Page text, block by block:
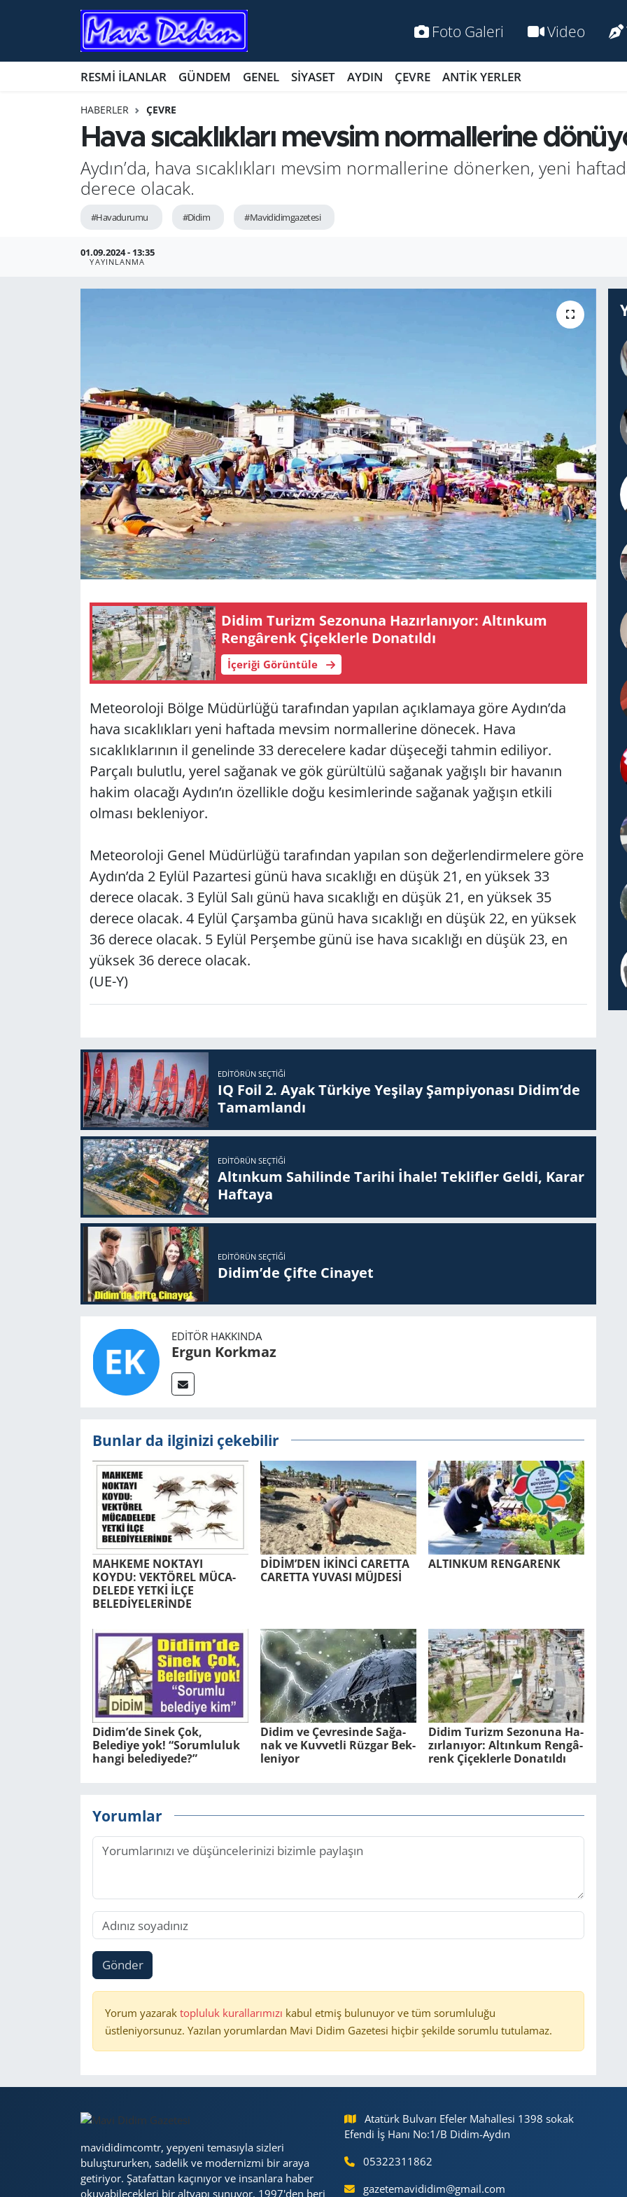
Foto Galeri Video
RESMİ İLANLAR GÜNDEM GENEL SİYASET AYDIN ÇEVRE ANTİK YERLER
HABERLER ÇEVRE
Hava sıcaklıkları mevsim normallerine
Aydın’da, hava sıcaklıkları mevsim normallerine dönerken, yeni
derece olacak.
#Havadurumu #Didim #Mavididimgazetesi
01.09.2024 - 13:35
YAYINLANMA
Didim Tu­rizm Se­zo­nu­na Ha­zır­la­nı­yor: Al­tın­kum
Ren­gâ­renk Çi­çek­ler­le Do­na­tıl­dı
İçeriği Görüntüle
Meteoroloji Bölge Müdürlüğü tarafından yapılan açıklamaya göre Aydın’da
hava sıcaklıkları yeni haftada mevsim normallerine dönecek. Hava
sıcaklıklarının il genelinde 33 derecelere kadar düşeceği tahmin ediliyor.
Parçalı bulutlu, yerel sağanak ve gök gürültülü sağanak yağışlı bir havanın
hakim olacağı Aydın’ın özellikle doğu kesimlerinde sağanak yağışın etkili
olması bekleniyor.
Meteoroloji Genel Müdürlüğü tarafından yapılan son değerlendirmelere göre
Aydın’da 2 Eylül Pazartesi günü hava sıcaklığı en düşük 21, en yüksek 33
derece olacak. 3 Eylül Salı günü hava sıcaklığı en düşük 21, en yüksek 35
derece olacak. 4 Eylül Çarşamba günü hava sıcaklığı en düşük 22, en yüksek
36 derece olacak. 5 Eylül Perşembe günü ise hava sıcaklığı en düşük 23, en
yüksek 36 derece olacak.
(UE-Y)
EDITÖRÜN SEÇTIĞI
IQ Foil 2. Ayak Tür­ki­ye Ye­şi­lay Şam­pi­yo­na­sı Didim’de
Ta­mam­lan­dı
EDITÖRÜN SEÇTIĞI
Altınkum Sahilinde Tarihi İhale! Teklifler Geldi, Karar
Haftaya
EDITÖRÜN SEÇTIĞI
Didim’de Çifte Ci­na­yet
EDITÖR HAKKINDA
Ergun Korkmaz
Bunlar da ilginizi çekebilir
MAH­KE­ME NOK­TA­YI
KOYDU: VEK­TÖ­REL MÜ­CA­
DE­LE­DE YETKİ İLÇE
BELEDİYELERİNDE
DİDİM’DEN İKİNCİ CA­RET­TA
CA­RET­TA YU­VA­SI MÜJ­DESİ
AL­TIN­KUM REN­GA­RENK
Didim’de Sinek Çok,
Belediye yok! “Sorumluluk
hangi belediyede?”
Didim ve Çev­re­sin­de Sa­ğa­
nak ve Kuv­vet­li Rüz­gar Bek­
le­ni­yor
Didim Tu­rizm Se­zo­nu­na Ha­
zır­la­nı­yor: Al­tın­kum Ren­gâ­
renk Çi­çek­ler­le Do­na­tıl­dı
Yorumlar
Gönder
Yorum yazarak topluluk kurallarımızı kabul etmiş bulunuyor ve tüm sorumluluğu
üstleniyorsunuz. Yazılan yorumlardan Mavi Didim Gazetesi hiçbir şekilde sorumlu tutulamaz.
mavididimcomtr, yepyeni temasıyla sizleri
buluştururken, sadelik ve modernizmi bir araya
getiriyor. Şatafattan kaçınıyor ve insanlara haber
okuyabilecekleri bir altyapı sunuyor. 1997'den beri
Atatürk Bulvarı Efeler Mahallesi 1398 sokak
Efendi İş Hanı No:1/B Didim-Aydın
05322311862
gazetemavididim@gmail.com
ANTİK YERLER
BİLİM VE TEKNOLOJİ
EKONOMİ
KÜLTÜR SANAT
MAGAZİN
POLİTİKA
RESMİ İLANLAR
SAĞLIK
Nöbetçi Eczaneler
Namaz Vakitleri
Trafik Durumu
Süper Lig Puan Durumu ve Fikstür
Son Dakika Haberleri